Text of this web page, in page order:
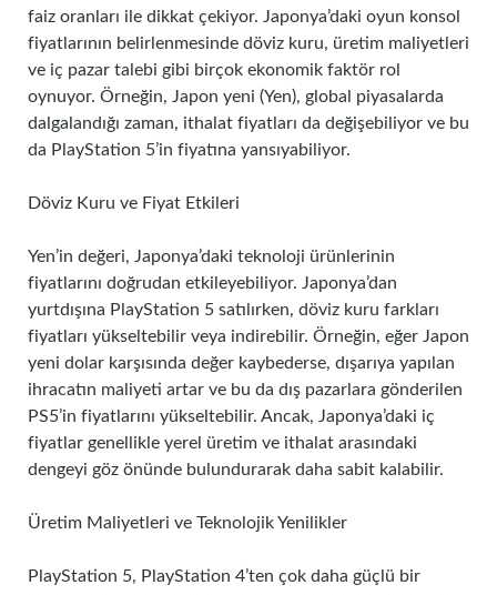
faiz oranları ile dikkat çekiyor. Japonya’daki oyun konsol
fiyatlarının belirlenmesinde döviz kuru, üretim maliyetleri
ve iç pazar talebi gibi birçok ekonomik faktör rol
oynuyor. Örneğin, Japon yeni (Yen), global piyasalarda
dalgalandığı zaman, ithalat fiyatları da değişebiliyor ve bu
da PlayStation 5’in fiyatına yansıyabiliyor.
Döviz Kuru ve Fiyat Etkileri
Yen’in değeri, Japonya’daki teknoloji ürünlerinin
fiyatlarını doğrudan etkileyebiliyor. Japonya’dan
yurtdışına PlayStation 5 satılırken, döviz kuru farkları
fiyatları yükseltebilir veya indirebilir. Örneğin, eğer Japon
yeni dolar karşısında değer kaybederse, dışarıya yapılan
ihracatın maliyeti artar ve bu da dış pazarlara gönderilen
PS5’in fiyatlarını yükseltebilir. Ancak, Japonya’daki iç
fiyatlar genellikle yerel üretim ve ithalat arasındaki
dengeyi göz önünde bulundurarak daha sabit kalabilir.
Üretim Maliyetleri ve Teknolojik Yenilikler
PlayStation 5, PlayStation 4’ten çok daha güçlü bir